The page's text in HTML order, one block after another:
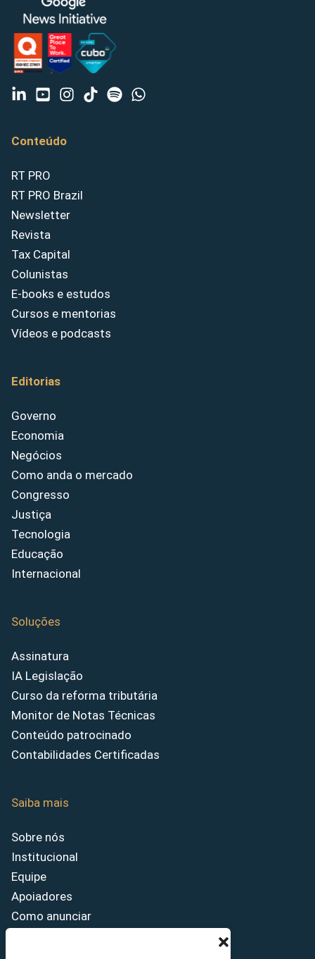
Conteúdo
RT PRO
RT PRO Brazil
Newsletter
Revista
Tax Capital
Colunistas
E-books e estudos
Cursos e mentorias
Vídeos e podcasts
Editorias
Governo
Economia
Negócios
Como anda o mercado
Congresso
Justiça
Tecnologia
Educação
Internacional
Soluções
Assinatura
IA Legislação
Curso da reforma tributária
Monitor de Notas Técnicas
Conteúdo patrocinado
Contabilidades Certificadas
Saiba mais
Sobre nós
Institucional
Equipe
Apoiadores
Como anunciar